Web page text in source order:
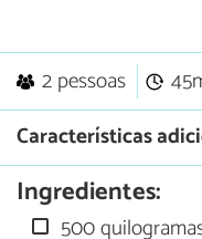
2 pessoas
Características
Ingredientes:
500